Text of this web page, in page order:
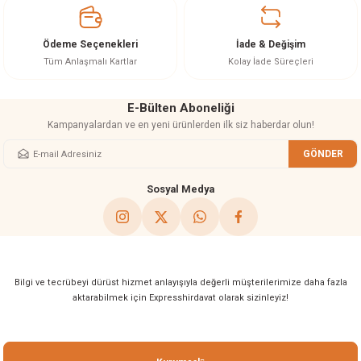
Ürün bilgilerinde hatalar bulunuyor.
Bu ürüne benzer farklı alternatifler olmalı.
Ödeme Seçenekleri
Tüm Anlaşmalı Kartlar
İade & Değişim
Kolay İade Süreçleri
E-Bülten Aboneliği
Kampanyalardan ve en yeni ürünlerden ilk siz haberdar olun!
GÖNDER
Sosyal Medya
Bilgi ve tecrübeyi dürüst hizmet anlayışıyla değerli müşterilerimize daha fazla
aktarabilmek için Expresshirdavat olarak sizinleyiz!